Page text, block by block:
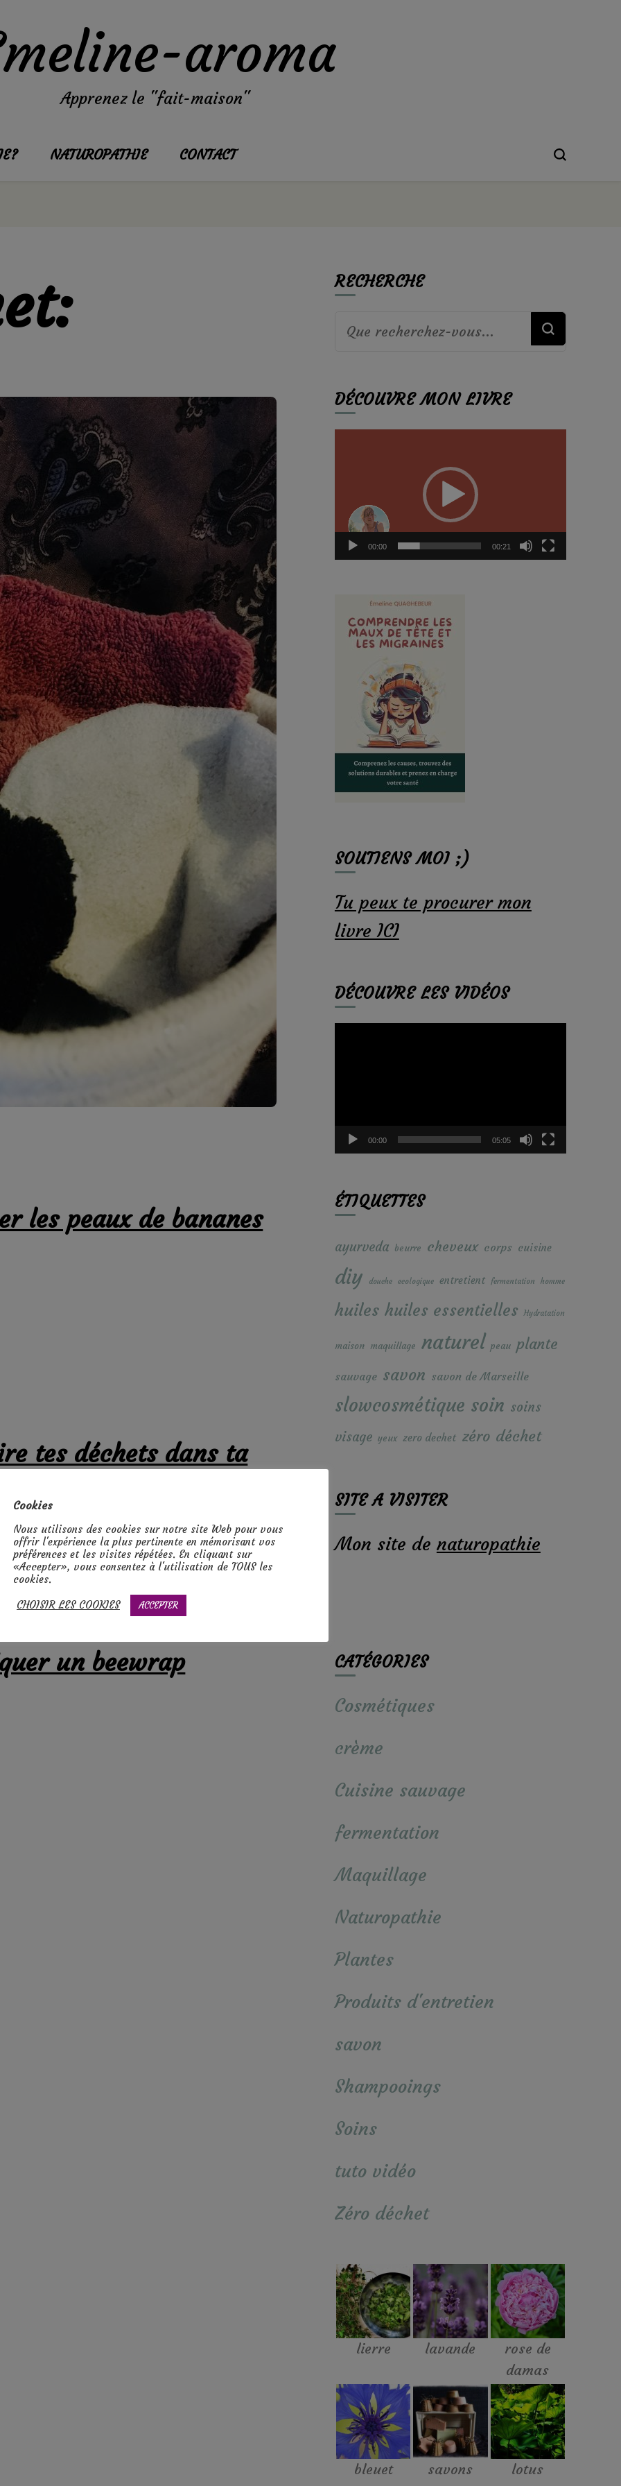
aroma
Apprenez le "fait-maison"
NATUROPATHIE CONTACT
les peaux de bananes
tes déchets dans ta
un beewrap
RECHERCHE
Vous
chose ?
DÉCOUVRE MON LIVRE
00:00 00:21
SOUTIENS MOI ;)
Tu peux te procurer mon
livre ICI
DÉCOUVRE LES VIDÉOS
00:00 05:05
ÉTIQUETTES
ayurveda beurre cheveux corps cuisine
diy douche ecologique entretient fermentation homme
huiles huiles essentielles Hydratation
maison maquillage naturel peau plante
sauvage savon savon de Marseille
slowcosmétique soin soins
visage yeux zero dechet zéro déchet
SITE A VISITER
Mon site de naturopathie
CATÉGORIES
Cosmétiques
crème
Cuisine sauvage
fermentation
Maquillage
Naturopathie
Plantes
Produits d'entretien
savon
Shampooings
Soins
tuto vidéo
Zéro déchet
lierre lavande
rose de
damas
bleuet savons lotus
Cookies
Nous utilisons des cookies sur notre site Web pour vous
offrir l'expérience la plus pertinente en mémorisant vos
préférences et les visites répétées. En cliquant sur
«Accepter», vous consentez à l'utilisation de TOUS les
cookies.
CHOISIR LES COOKIES ACCEPTER